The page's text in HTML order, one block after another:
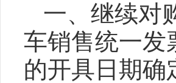
一、继续对
车销售统一发
的开具日期确